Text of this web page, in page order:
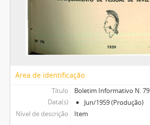
Área de identificação
Título
Boletim Informativo N. 79
Data(s)
Jun/1959 (Produção)
Nível de descrição
Item